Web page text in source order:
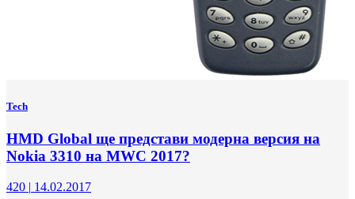
Tech
HMD Global ще представи модерна версия на
Nokia 3310 на MWC 2017?
420 | 14.02.2017